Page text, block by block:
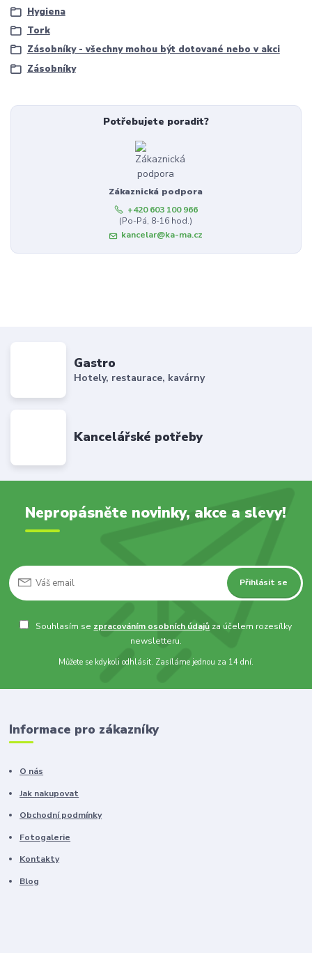
Hygiena
Tork
Zásobníky - všechny mohou být dotované nebo v akci
Zásobníky
Potřebujete poradit?
Zákaznická podpora
+420 603 100 966
(Po-Pá, 8-16 hod.)
kancelar@ka-ma.cz
Gastro
Hotely, restaurace, kavárny
Kancelářské potřeby
Nepropásněte novinky, akce a slevy!
Přihlásit se
Souhlasím se zpracováním osobních údajů za účelem rozesílky
newsletteru.
Můžete se kdykoli odhlásit. Zasíláme jednou za 14 dní.
Informace pro zákazníky
O nás
Jak nakupovat
Obchodní podmínky
Fotogalerie
Kontakty
Blog